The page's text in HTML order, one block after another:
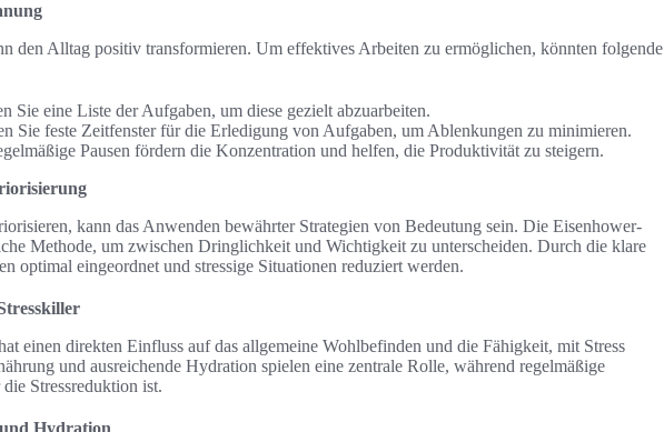
den Alltag positiv transformieren. Um effektives Arbeiten zu ermöglichen, könnten folgende
Sie eine Liste der Aufgaben, um diese gezielt abzuarbeiten.
Sie feste Zeitfenster für die Erledigung von Aufgaben, um Ablenkungen zu minimieren.
Pausen fördern die Konzentration und helfen, die Produktivität zu steigern.
kann das Anwenden bewährter Strategien von Bedeutung sein. Die Eisenhower-
Methode, um zwischen Dringlichkeit und Wichtigkeit zu unterscheiden. Durch die klare
optimal eingeordnet und stressige Situationen reduziert werden.
einen direkten Einfluss auf das allgemeine Wohlbefinden und die Fähigkeit, mit Stress
und ausreichende Hydration spielen eine zentrale Rolle, während regelmäßige
Stressreduktion ist.
Hydration